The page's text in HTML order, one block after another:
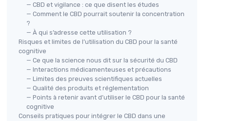
— CBD et vigilance : ce que disent les études
— Comment le CBD pourrait soutenir la concentration
?
— À qui s’adresse cette utilisation ?
Risques et limites de l’utilisation du CBD pour la santé
cognitive
— Ce que la science nous dit sur la sécurité du CBD
— Interactions médicamenteuses et précautions
— Limites des preuves scientifiques actuelles
— Qualité des produits et réglementation
— Points à retenir avant d’utiliser le CBD pour la santé
cognitive
Conseils pratiques pour intégrer le CBD dans une